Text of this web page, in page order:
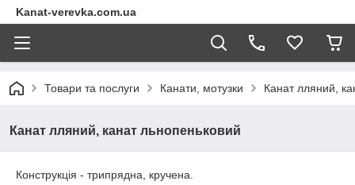
Kanat-verevka.com.ua
Товари та послуги Канати, мотузки Канат лляний,
Канат лляний, канат льнопеньковий
Конструкція - трипрядна, кручена.